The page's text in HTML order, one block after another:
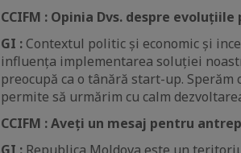
CCIFM : Opinia Dvs. despre
GI : Contextul politic și economic și
influența implementarea soluției
preocupă ca o tânără start-up. Sperăm
permite să urmărim cu calm
CCIFM : Aveți un mesaj pentru
GI : Republica Moldova este un